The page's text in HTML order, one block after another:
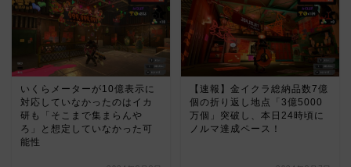
いくらメーターが10億表示に
対応していなかったのはイカ
研も「そこまで集まらんや
ろ」と想定していなかった可
能性
【速報】金イクラ総納品数7億
個の折り返し地点「3億5000
万個」突破し、本日24時頃に
ノルマ達成ペース！